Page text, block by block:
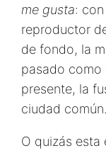
me gusta:
reproductor
de fondo, la
pasado como
presente, la
ciudad común.
O quizás esta